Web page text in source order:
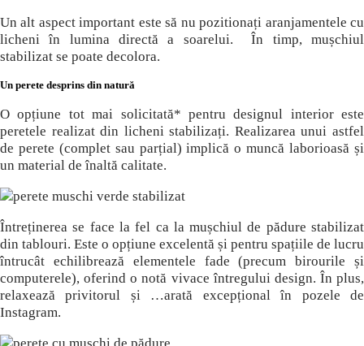
Un alt aspect important este să nu pozitionați aranjamentele cu
licheni în lumina directă a soarelui. În timp, mușchiul
stabilizat se poate decolora.
Un perete desprins din natură
O opțiune tot mai solicitată* pentru designul interior este
peretele realizat din licheni stabilizați. Realizarea unui astfel
de perete (complet sau parțial) implică o muncă laborioasă și
un material de înaltă calitate.
Întreținerea se face la fel ca la mușchiul de pădure stabilizat
din tablouri. Este o opțiune excelentă și pentru spațiile de lucru
întrucât echilibrează elementele fade (precum birourile și
computerele), oferind o notă vivace întregului design. În plus,
relaxează privitorul și …arată excepțional în pozele de
Instagram.